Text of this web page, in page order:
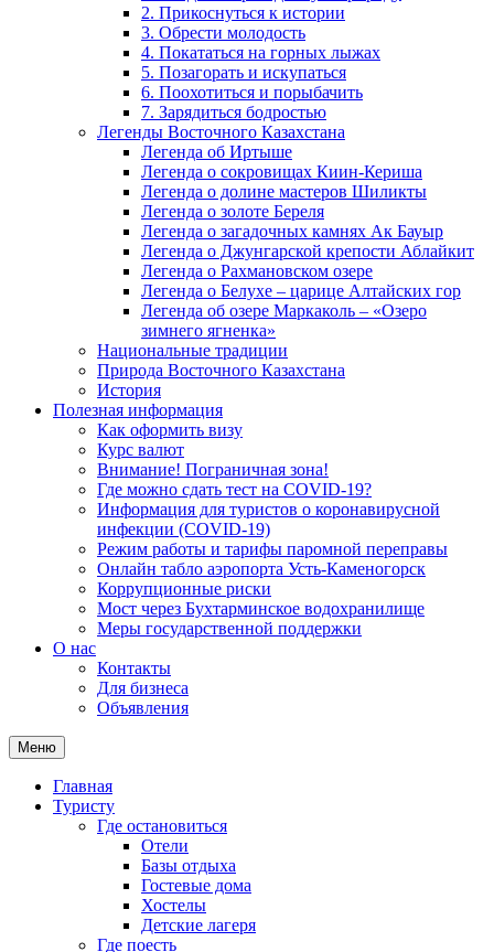
2. Прикоснуться к истории
3. Обрести молодость
4. Покататься на горных лыжах
5. Позагорать и искупаться
6. Поохотиться и порыбачить
7. Зарядиться бодростью
Легенды Восточного Казахстана
Легенда об Иртыше
Легенда о сокровищах Киин-Кериша
Легенда о долине мастеров Шиликты
Легенда о золоте Береля
Легенда о загадочных камнях Ак Бауыр
Легенда о Джунгарской крепости Аблайкит
Легенда о Рахмановском озере
Легенда о Белухе – царице Алтайских гор
Легенда об озере Маркаколь – «Озеро
зимнего ягненка»
Национальные традиции
Природа Восточного Казахстана
История
Полезная информация
Как оформить визу
Курс валют
Внимание! Пограничная зона!
Где можно сдать тест на COVID-19?
Информация для туристов о коронавирусной
инфекции (COVID-19)
Режим работы и тарифы паромной переправы
Онлайн табло аэропорта Усть-Каменогорск
Коррупционные риски
Мост через Бухтарминское водохранилище
Меры государственной поддержки
О нас
Контакты
Для бизнеса
Объявления
Меню
Главная
Туристу
Где остановиться
Отели
Базы отдыха
Гостевые дома
Хостелы
Детские лагеря
Где поесть